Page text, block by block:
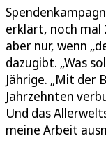
erklärt, noch mal
aber nur, wenn
dazugibt. „Was
Jährige. „Mit der
Jahrzehnten
Und das
meine Arbeit